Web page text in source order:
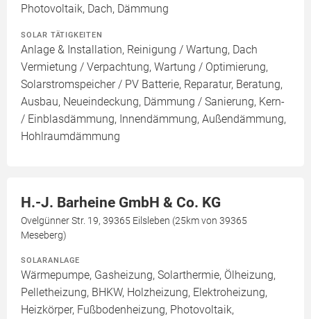
Photovoltaik, Dach, Dämmung
SOLAR TÄTIGKEITEN
Anlage & Installation, Reinigung / Wartung, Dach
Vermietung / Verpachtung, Wartung / Optimierung,
Solarstromspeicher / PV Batterie, Reparatur, Beratung,
Ausbau, Neueindeckung, Dämmung / Sanierung, Kern-
/ Einblasdämmung, Innendämmung, Außendämmung,
Hohlraumdämmung
H.-J. Barheine GmbH & Co. KG
Ovelgünner Str. 19, 39365 Eilsleben (25km von 39365
Meseberg)
SOLARANLAGE
Wärmepumpe, Gasheizung, Solarthermie, Ölheizung,
Pelletheizung, BHKW, Holzheizung, Elektroheizung,
Heizkörper, Fußbodenheizung, Photovoltaik,